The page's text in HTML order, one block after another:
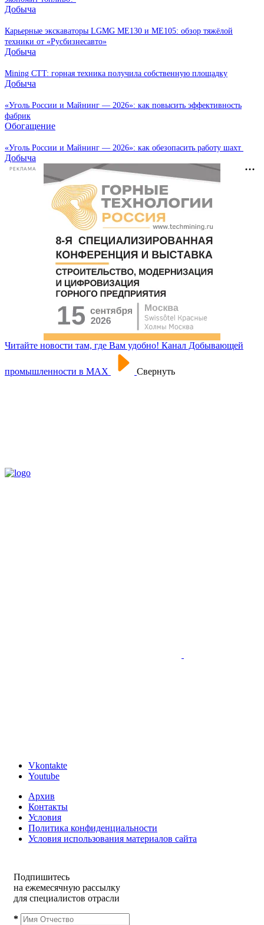
Добыча
Карьерные экскаваторы LGMG ME130 и ME105: обзор тяжёлой
техники от «Русбизнесавто»
Добыча
Mining CTT: горная техника получила собственную площадку
Добыча
«Уголь России и Майнинг — 2026»: как повысить эффективность
фабрик
Обогащение
«Уголь России и Майнинг — 2026»: как обезопасить работу шахт
Добыча
РЕКЛАМА
Читайте новости там, где Вам удобно! Канал Добывающей
промышленности в МАХ Свернуть
Vkontakte
Youtube
Архив
Контакты
Условия
Политика конфиденциальности
Условия использования материалов сайта
Подпишитесь
на ежемесячную рассылку
для специалистов отрасли
*